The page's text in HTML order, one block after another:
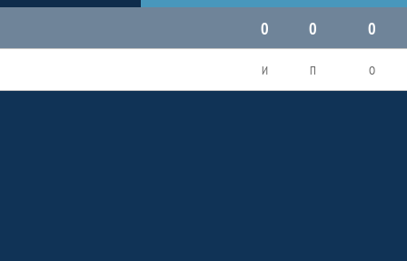
0
0 0
И П О